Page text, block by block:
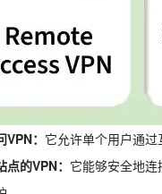
： 它允许单个用户通
的VPN： 它能够安全地